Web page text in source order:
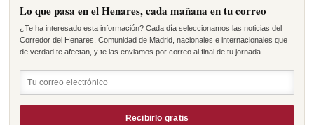
Lo que pasa en el Henares, cada mañana en tu correo
¿Te ha interesado esta información? Cada día seleccionamos las noticias del
Corredor del Henares, Comunidad de Madrid, nacionales e internacionales que
de verdad te afectan, y te las enviamos por correo al final de tu jornada.
Recibirlo gratis